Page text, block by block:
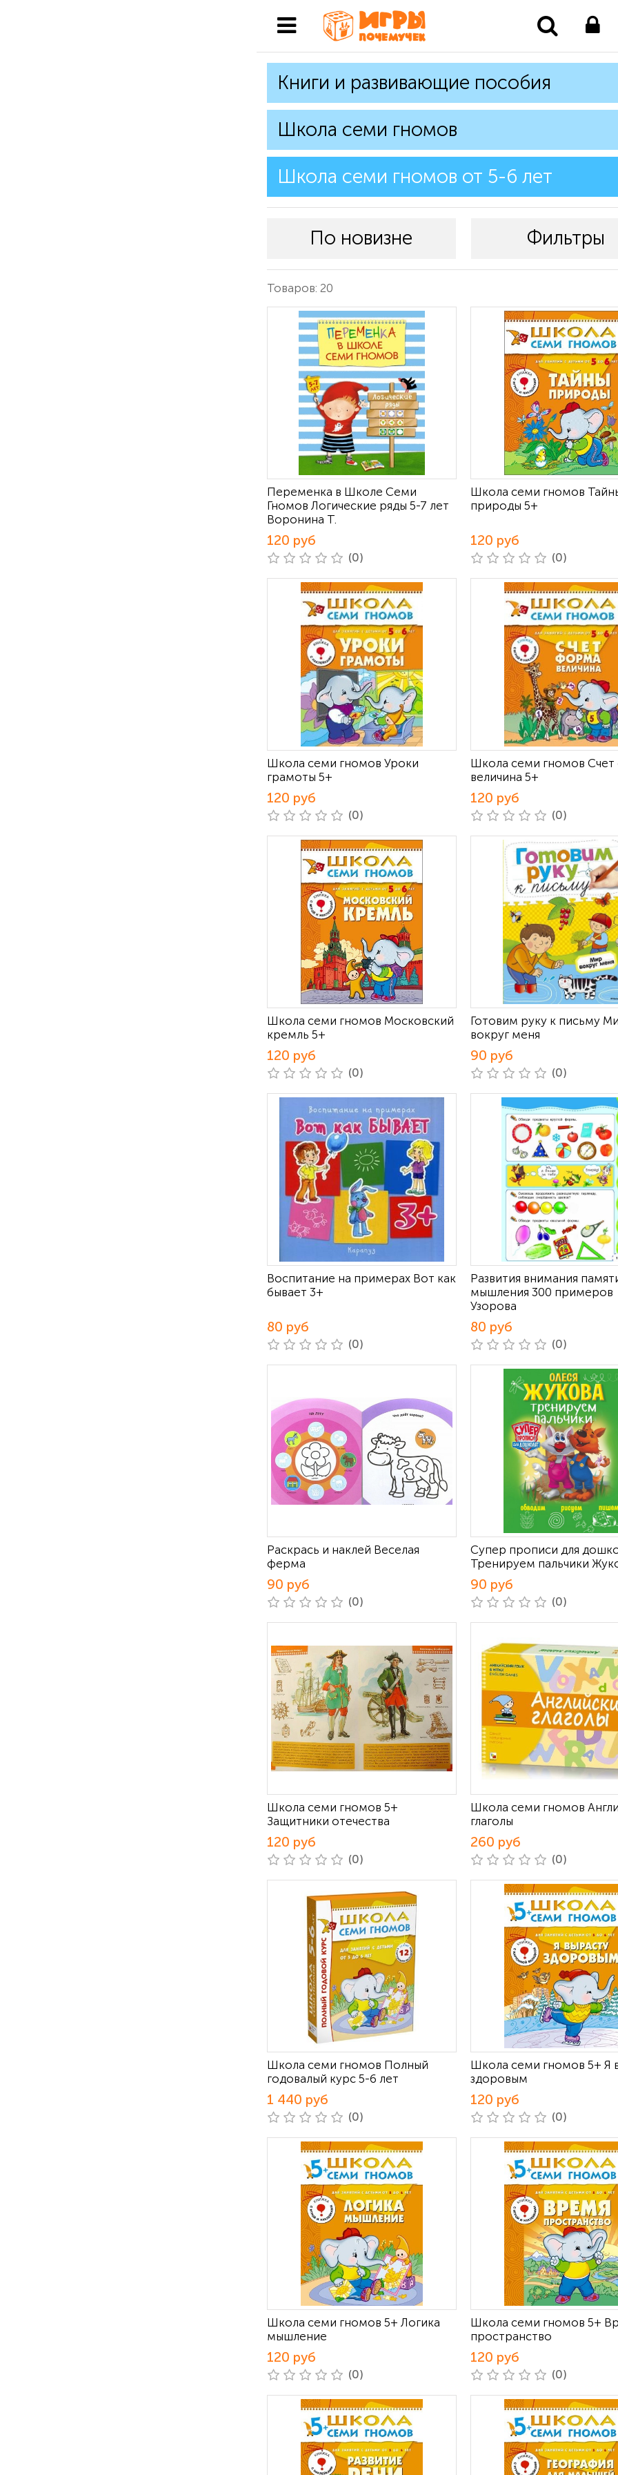
Книги и развивающие пособия
Школа семи гномов
Школа семи гномов от 5-6 лет
По новизне Фильтры
Товаров: 20
Переменка в Школе Семи
Гномов Логические ряды 5-7 лет
Воронина Т.
120 руб
(0)
Школа семи гномов
природы 5+
120 руб
(0)
Школа семи гномов Уроки
грамоты 5+
120 руб
(0)
Школа семи гномов
величина 5+
120 руб
(0)
Школа семи гномов Московский
кремль 5+
120 руб
(0)
Готовим руку к письму
вокруг меня
90 руб
(0)
Воспитание на примерах Вот как
бывает 3+
80 руб
(0)
Развития внимания
мышления 300 примеров
Узорова
80 руб
(0)
Раскрась и наклей Веселая
ферма
90 руб
(0)
Супер прописи для
Тренируем пальчики
90 руб
(0)
Школа семи гномов 5+
Защитники отечества
120 руб
(0)
Школа семи гномов
глаголы
260 руб
(0)
Школа семи гномов Полный
годовалый курс 5-6 лет
1 440 руб
(0)
Школа семи гномов 5+ Я
здоровым
120 руб
(0)
Школа семи гномов 5+ Логика
мышление
120 руб
(0)
Школа семи гномов 5+
пространство
120 руб
(0)